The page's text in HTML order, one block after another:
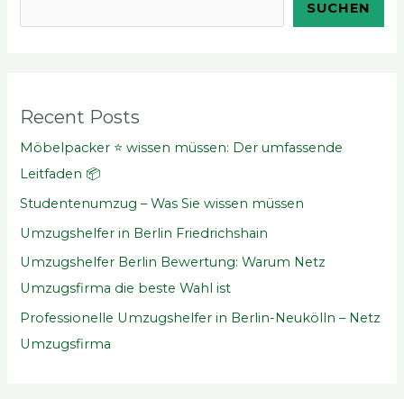
SUCHEN
Recent Posts
Möbelpacker ⭐ wissen müssen: Der umfassende
Leitfaden 📦
Studentenumzug – Was Sie wissen müssen
Umzugshelfer in Berlin Friedrichshain
Umzugshelfer Berlin Bewertung: Warum Netz
Umzugsfirma die beste Wahl ist
Professionelle Umzugshelfer in Berlin-Neukölln – Netz
Umzugsfirma